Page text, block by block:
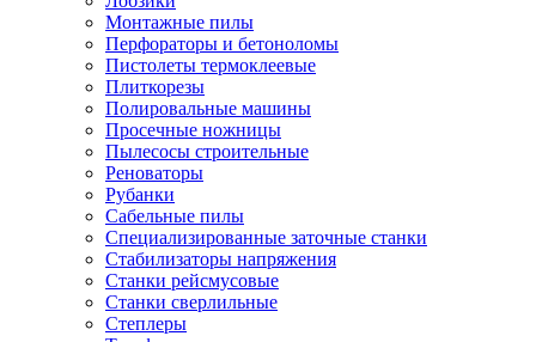
Монтажные пилы
Перфораторы и бетоноломы
Пистолеты термоклеевые
Плиткорезы
Полировальные машины
Просечные ножницы
Пылесосы строительные
Реноваторы
Рубанки
Сабельные пилы
Специализированные заточные станки
Стабилизаторы напряжения
Станки рейсмусовые
Станки сверлильные
Степлеры